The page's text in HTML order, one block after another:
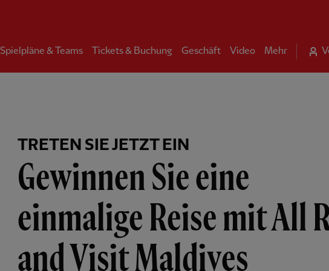
Spielpläne & Teams Tickets & Buchung Geschäft Video Mehr
TRETEN SIE JETZT EIN
Gewinnen Sie eine
einmalige Reise mit All
and Visit Maldives